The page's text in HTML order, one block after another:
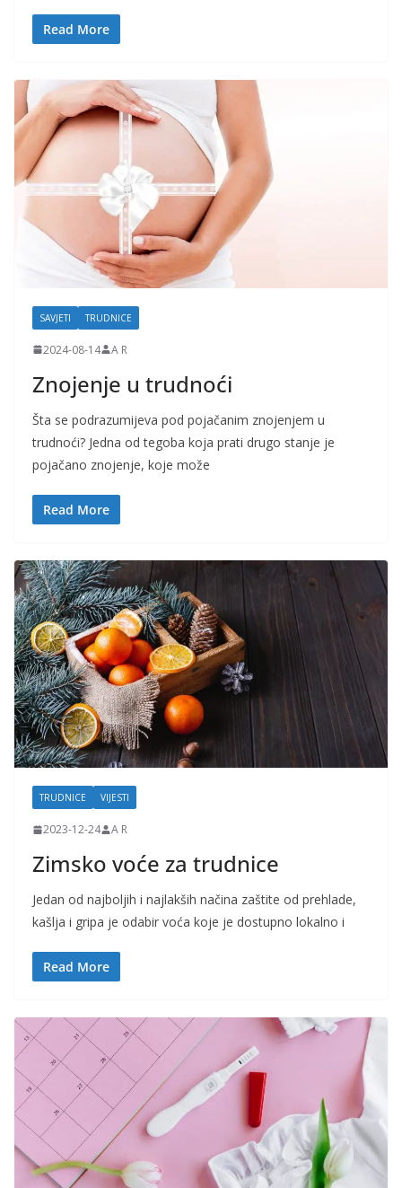
Read More
SAVJETI TRUDNICE
2024-08-14 A R
Znojenje u trudnoći
Šta se podrazumijeva pod pojačanim znojenjem u
trudnoći? Jedna od tegoba koja prati drugo stanje je
pojačano znojenje, koje može
Read More
TRUDNICE VIJESTI
2023-12-24 A R
Zimsko voće za trudnice
Jedan od najboljih i najlakših načina zaštite od prehlade,
kašlja i gripa je odabir voća koje je dostupno lokalno i
Read More